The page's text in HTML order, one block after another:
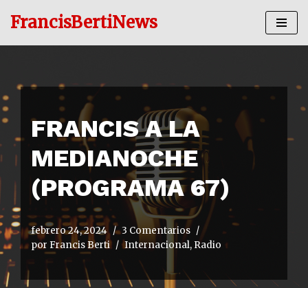
FrancisBertiNews
FRANCIS A LA
MEDIANOCHE
(PROGRAMA 67)
febrero 24, 2024
3 Comentarios
por Francis Berti Internacional, Radio